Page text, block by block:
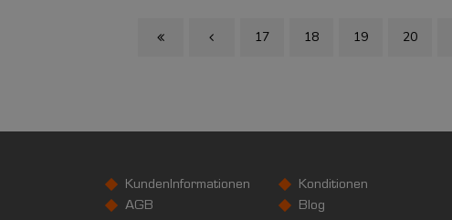
First Page Previous Page
17 18 19 20
KundenInformationen
AGB
Konditionen
Blog